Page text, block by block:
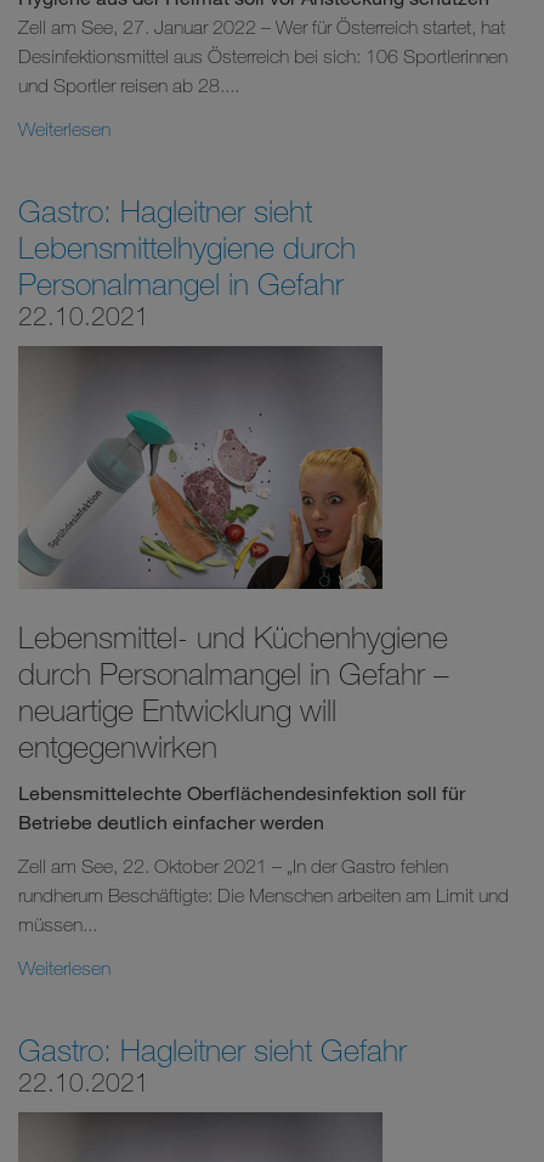
Zell am See, 27. Januar 2022 – Wer für Österreich startet, hat
Desinfektionsmittel aus Österreich bei sich: 106 Sportlerinnen
und Sportler reisen ab 28....
Weiterlesen
Gastro: Hagleitner sieht
Lebensmittelhygiene durch
Personalmangel in Gefahr
22.10.2021
Lebensmittel- und Küchenhygiene
durch Personalmangel in Gefahr –
neuartige Entwicklung will
entgegenwirken
Lebensmittelechte Oberflächendesinfektion soll für
Betriebe deutlich einfacher werden
Zell am See, 22. Oktober 2021 – „In der Gastro fehlen
rundherum Beschäftigte: Die Menschen arbeiten am Limit und
müssen...
Weiterlesen
Gastro: Hagleitner sieht Gefahr
22.10.2021